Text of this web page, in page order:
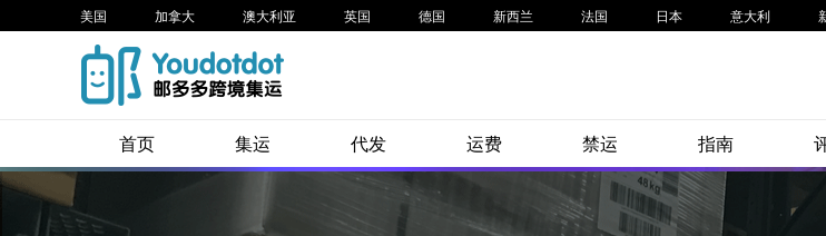
美国 加拿大 澳大利亚 英国 德国 新西兰 法国 日本 意大利
首页 集运 代发 运费 禁运 指南